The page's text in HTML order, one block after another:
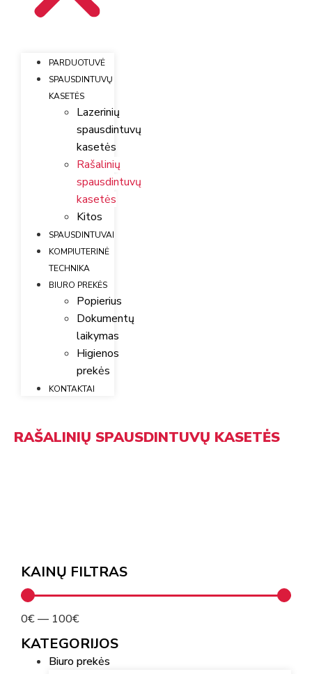
PARDUOTUVĖ
SPAUSDINTUVŲ
KASETĖS
Lazerinių
spausdintuvų
kasetės
Rašalinių
spausdintuvų
kasetės
Kitos
SPAUSDINTUVAI
KOMPIUTERINĖ
TECHNIKA
BIURO PREKĖS
Popierius
Dokumentų
laikymas
Higienos
prekės
KONTAKTAI
RAŠALINIŲ SPAUSDINTUVŲ KASETĖS
KAINŲ FILTRAS
0€— 100€
KATEGORIJOS
Biuro prekės